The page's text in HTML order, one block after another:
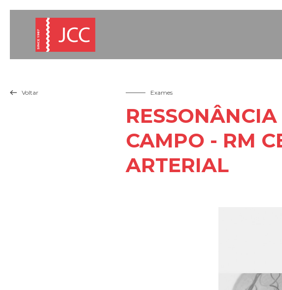
 Voltar Exames
CAMPO - RM
ARTERIAL